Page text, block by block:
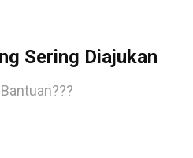
Sering Diajukan